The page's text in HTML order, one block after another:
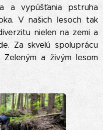
a vypúšťania pstruha
V našich lesoch tak
nielen na zemi a
Za skvelú spoluprácu
Zeleným a živým lesom